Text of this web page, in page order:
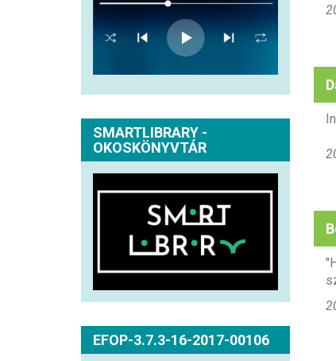
SMARTLIBRARY -
OKOSKÖNYVTÁR
EFOP-3.7.3-16-2017-00106